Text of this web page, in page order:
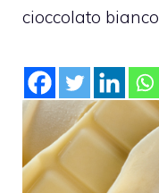
cioccolato bianco